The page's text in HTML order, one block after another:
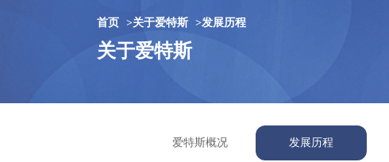
首页 >关于爱特斯 >发展历程
关于爱特斯
爱特斯概况 发展历程